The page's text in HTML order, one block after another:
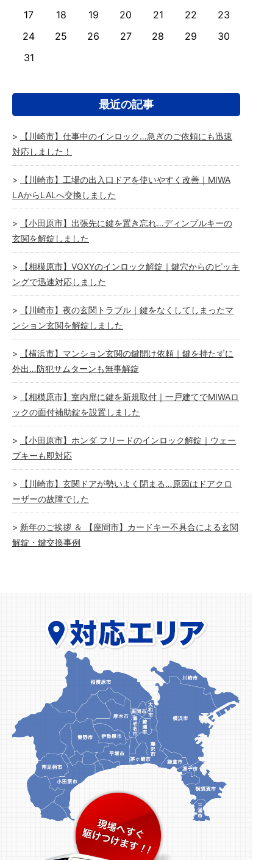
17
18 19 20 21 22
23
24
25 26 27 28 29
30
31
最近の記事
【川崎市】仕事中のインロック…急ぎのご依頼にも迅速
対応しました！
【川崎市】工場の出入口ドアを使いやすく改善｜MIWA
LAからLALへ交換しました
【小田原市】出張先に鍵を置き忘れ…ディンプルキーの
玄関を解錠しました
【相模原市】VOXYのインロック解錠｜鍵穴からのピッキ
ングで迅速対応しました
【川崎市】夜の玄関トラブル｜鍵をなくしてしまったマ
ンション玄関を解錠しました
【横浜市】マンション玄関の鍵開け依頼｜鍵を持たずに
外出…防犯サムターンも無事解錠
【相模原市】室内扉に鍵を新規取付｜一戸建てでMIWAロ
ックの面付補助錠を設置しました
【小田原市】ホンダ フリードのインロック解錠｜ウェー
ブキーも即対応
【川崎市】玄関ドアが勢いよく閉まる…原因はドアクロ
ーザーの故障でした
新年のご挨拶 ＆ 【座間市】カードキー不具合による玄関
解錠・鍵交換事例